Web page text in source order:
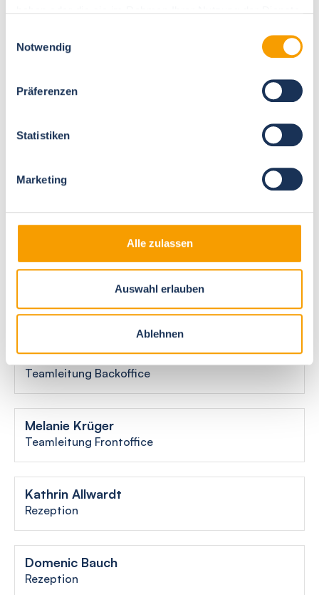
Notwendig
Präferenzen
Statistiken
Marketing
Alle zulassen
Auswahl erlauben
Ablehnen
Ferienwohnungen steht Ihnen bei allen Fragen
Lernen Sie uns hier persönlich kennen.
Francisca Mayo
Buchhaltung
Mareike Hagemann
Teamleitung Backoffice
Melanie Krüger
Teamleitung Frontoffice
Kathrin Allwardt
Rezeption
Domenic Bauch
Rezeption